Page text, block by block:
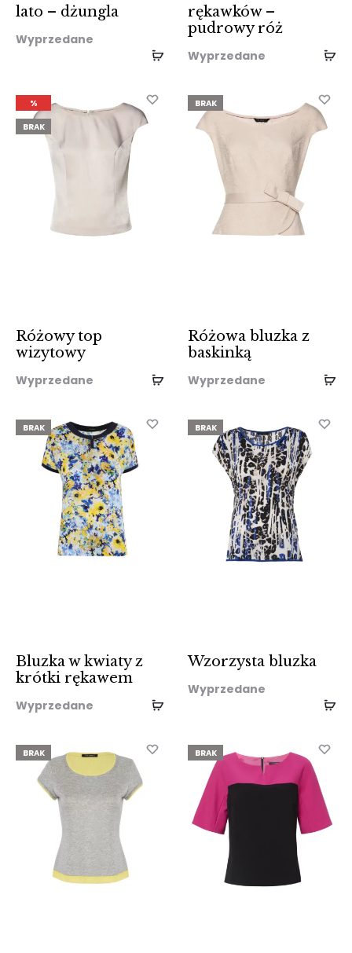
lato – dżungla
Wyprzedane
rękawków –
pudrowy róż
Wyprzedane
%
BRAK
Różowy top
wizytowy
Wyprzedane
BRAK
Różowa bluzka z
baskinką
Wyprzedane
BRAK
Bluzka w kwiaty z
krótki rękawem
Wyprzedane
BRAK
Wzorzysta bluzka
Wyprzedane
BRAK BRAK